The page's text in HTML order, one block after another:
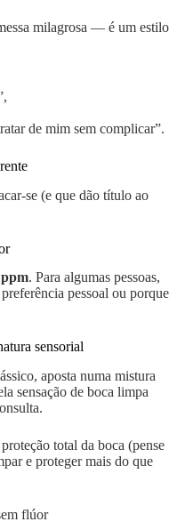
milagrosa — é um estilo
de mim sem complicar”.
se (e que dão título ao
. Para algumas pessoas,
pessoal ou porque
sensorial
aposta numa mistura
sensação de boca limpa
total da boca (pense
e proteger mais do que